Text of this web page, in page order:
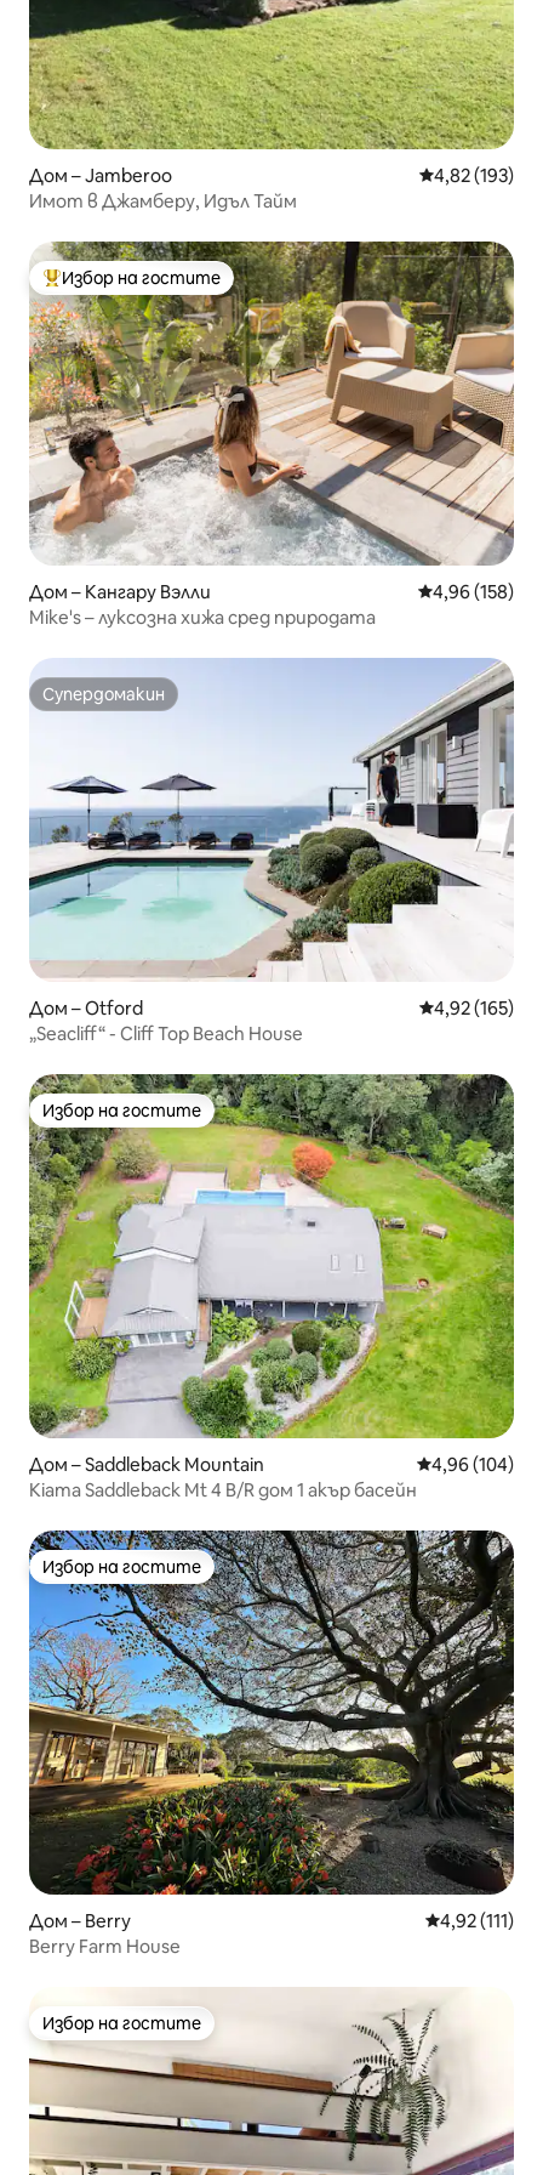
Дом – Jamberoo Средна
4,82 (193)
Имот в Джамберу, Идъл Тайм
Най-популярен избор на гостите
Избор на гостите
Дом – Кангару Вэлли Средна
4,96 (158)
Mike's – луксозна хижа сред природата
Супердомакин
Супердомакин
Дом – Otford Средна
4,92 (165)
„Seacliff“ - Cliff Top Beach House
Избор на гостите
Избор на гостите
Дом – Saddleback Mountain Средна
4,96 (104)
Kiama Saddleback Mt 4 B/R дом 1 акър басейн
Избор на гостите
Избор на гостите
Дом – Berry Средна
4,92 (111)
Berry Farm House
Избор на гостите
Избор на гостите